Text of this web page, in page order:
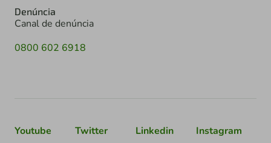
Denúncia
Canal de denúncia
0800 602 6918
Youtube Twitter Linkedin Instagram